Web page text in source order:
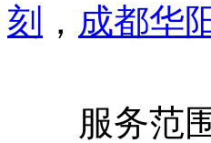
刻
， 成都华
服务范围